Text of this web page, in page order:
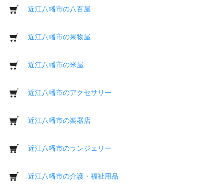
近江八幡市の八百屋
近江八幡市の果物屋
近江八幡市の米屋
近江八幡市のアクセサリー
近江八幡市の楽器店
近江八幡市のランジェリー
近江八幡市の介護・福祉用品